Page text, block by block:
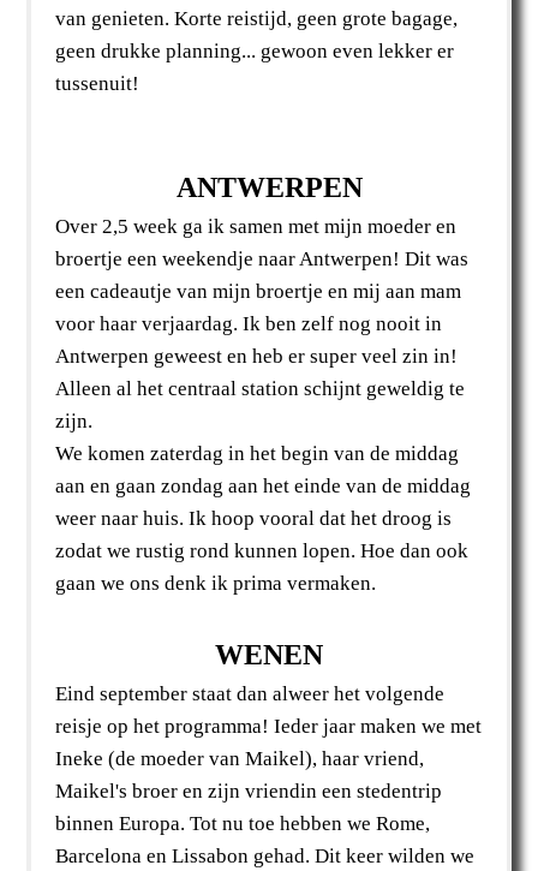
van genieten. Korte reistijd, geen grote bagage,
geen drukke planning... gewoon even lekker er
tussenuit!
ANTWERPEN
Over 2,5 week ga ik samen met mijn moeder en
broertje een weekendje naar Antwerpen! Dit was
een cadeautje van mijn broertje en mij aan mam
voor haar verjaardag. Ik ben zelf nog nooit in
Antwerpen geweest en heb er super veel zin in!
Alleen al het centraal station schijnt geweldig te
zijn.
We komen zaterdag in het begin van de middag
aan en gaan zondag aan het einde van de middag
weer naar huis. Ik hoop vooral dat het droog is
zodat we rustig rond kunnen lopen. Hoe dan ook
gaan we ons denk ik prima vermaken.
WENEN
Eind september staat dan alweer het volgende
reisje op het programma! Ieder jaar maken we met
Ineke (de moeder van Maikel), haar vriend,
Maikel's broer en zijn vriendin een stedentrip
binnen Europa. Tot nu toe hebben we Rome,
Barcelona en Lissabon gehad. Dit keer wilden we